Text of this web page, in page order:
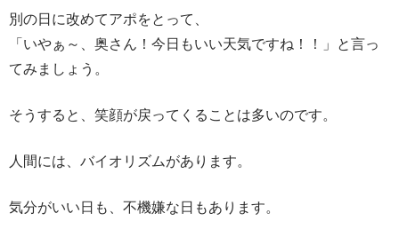
別の日に改めてアポをとって、
「いやぁ～、奥さん！今日もいい天気ですね！！」と言っ
てみましょう。
そうすると、笑顔が戻ってくることは多いのです。
人間には、バイオリズムがあります。
気分がいい日も、不機嫌な日もあります。